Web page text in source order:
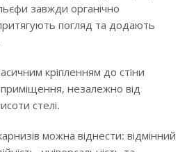
завжди органічно
погляд та додають
кріпленням до стіни
незалежно від
стелі.
можна віднести: відмінний